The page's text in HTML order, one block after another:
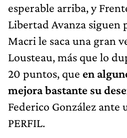
esperable arriba, y
Libertad Avanza siguen
Macri le saca una gran
Lousteau, más que lo
20 puntos, que en
mejora bastante su
Federico González ante
PERFIL.